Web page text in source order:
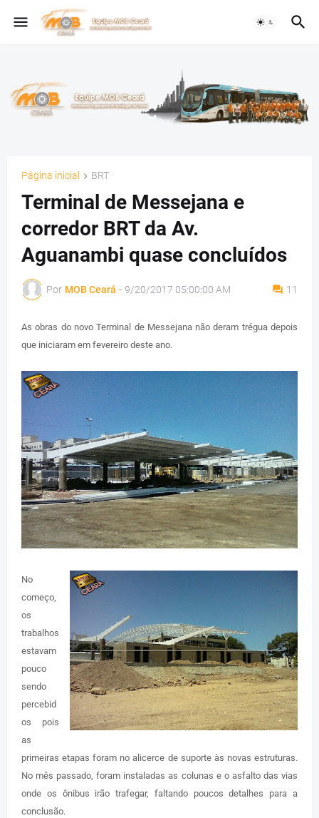
Página inicial BRT
Terminal de Messejana e
corredor BRT da Av.
Aguanambi quase concluídos
Por MOB Ceará - 9/20/2017 05:00:00 AM 11
As obras do novo Terminal de Messejana não deram trégua depois
que iniciaram em fevereiro deste ano.
No
começo,
os
trabalhos
estavam
pouco
sendo
percebid
os pois
as
primeiras etapas foram no alicerce de suporte às novas estruturas.
No mês passado, foram instaladas as colunas e o asfalto das vias
onde os ônibus irão trafegar, faltando poucos detalhes para a
conclusão.